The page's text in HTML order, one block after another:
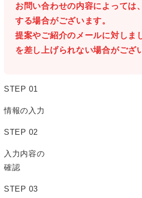
お問い合わせの内容によっては
する場合がございます。
提案やご紹介のメールに対しま
を差し上げられない場合がござ
STEP 01
情報の入力
STEP 02
入力内容の
確認
STEP 03